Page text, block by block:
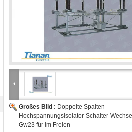
Großes Bild : Doppelte Spalten-
Hochspannungsisolator-Schalter-
Gw23 für im Freien